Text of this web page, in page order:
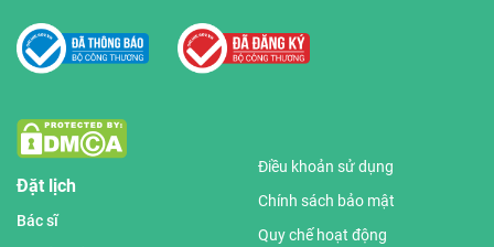
Đặt lịch
Bác sĩ
Điều khoản sử dụng
Chính sách bảo mật
Quy chế hoạt động